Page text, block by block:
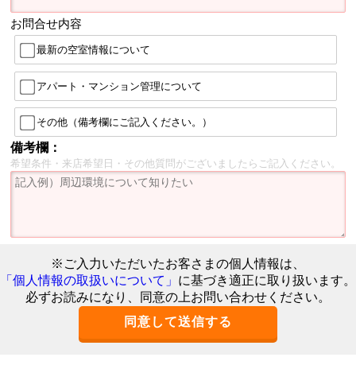
お問合せ内容
最新の空室情報について
アパート・マンション管理について
その他（備考欄にご記入ください。）
備考欄：
希望条件・来店希望日・その他質問がございましたらご記入ください。
※ご入力いただいたお客さまの個人情報は、
「個人情報の取扱いについて」 に基づき適正に取り扱います。
必ずお読みになり、同意の上お問い合わせください。